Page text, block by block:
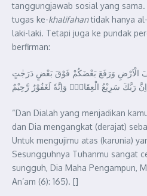
tanggungjawab sosial yang
tugas ke-khalifahantidak hanya
laki-laki. Tetapi juga ke pundak
berfirman:
الْاَرْضِ وَرَفَعَ بَعْضَكُمْ فَوْقَ بَعْضٍ دَرَجٰتٍ
رَبَّكَ سَرِيْعُ الْعِقَابِۖ وَاِنَّهٗ لَغَفُوْرٌ رَّحِيْمٌ
“Dan Dialah yang menjadikan
dan Dia mengangkat (derajat)
Untuk mengujimu atas (karunia)
Sesungguhnya Tuhanmu sangat
sungguh, Dia Maha Pengampun,
An’am (6): 165). []